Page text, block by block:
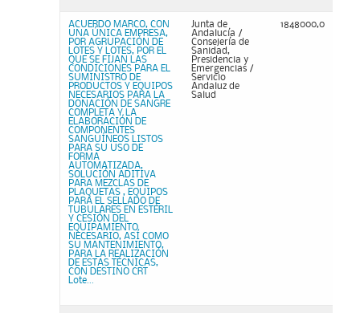
ACUERDO MARCO, CON
UNA ÚNICA EMPRESA,
POR AGRUPACIÓN DE
LOTES Y LOTES, POR EL
QUE SE FIJAN LAS
CONDICIONES PARA EL
SUMINISTRO DE
PRODUCTOS Y EQUIPOS
NECESARIOS PARA LA
DONACIÓN DE SANGRE
COMPLETA Y LA
ELABORACIÓN DE
COMPONENTES
SANGUÍNEOS LISTOS
PARA SU USO DE
FORMA
AUTOMATIZADA,
SOLUCIÓN ADITIVA
PARA MEZCLAS DE
PLAQUETAS , EQUIPOS
PARA EL SELLADO DE
TUBULARES EN ESTÉRIL
Y CESIÓN DEL
EQUIPAMIENTO
NECESARIO, ASÍ COMO
SU MANTENIMIENTO,
PARA LA REALIZACIÓN
DE ESTAS TÉCNICAS,
CON DESTINO CRT
Lote...
Junta de
Andalucía /
Consejería de
Sanidad,
Presidencia y
Emergencias /
Servicio
Andaluz de
Salud
1848000,0